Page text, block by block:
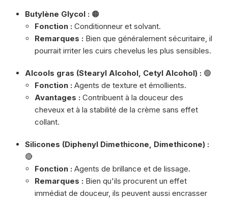
Butylène Glycol : 🟠
Fonction : Conditionneur et solvant.
Remarques : Bien que généralement sécuritaire, il
pourrait irriter les cuirs chevelus les plus sensibles.
Alcools gras (Stearyl Alcohol, Cetyl Alcohol) : 🟢
Fonction : Agents de texture et émollients.
Avantages : Contribuent à la douceur des
cheveux et à la stabilité de la crème sans effet
collant.
Silicones (Diphenyl Dimethicone, Dimethicone) :
🔴
Fonction : Agents de brillance et de lissage.
Remarques : Bien qu'ils procurent un effet
immédiat de douceur, ils peuvent aussi encrasser